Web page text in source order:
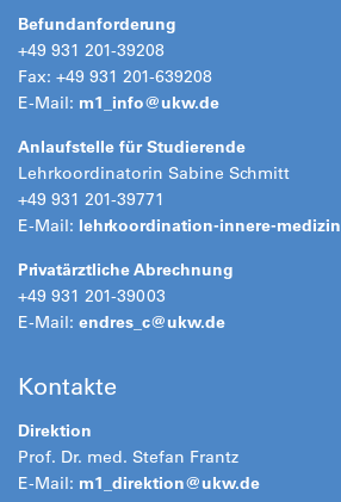
Befundanforderung
+49 931 201-39208
Fax: +49 931 201-639208
E-Mail: m1_info@ukw.de
Anlaufstelle für Studierende
Lehrkoordinatorin Sabine Schmitt
+49 931 201-39771
E-Mail: lehrkoordination-innere-
Privatärztliche Abrechnung
+49 931 201-39003
E-Mail: endres_c@ukw.de
Kontakte
Direktion
Prof. Dr. med. Stefan Frantz
E-Mail: m1_direktion@ukw.de